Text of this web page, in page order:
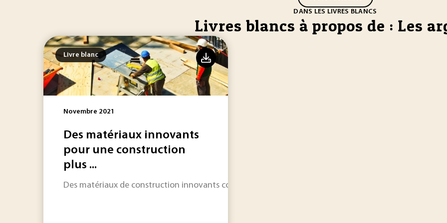
DANS LES LIVRES BLANCS
Livres blancs à propos de : Les
Livre blanc
Novembre 2021
Des matériaux innovants
pour une construction
plus ...
Des matériaux de construction innovants contribuent à améliorer l’empreinte carbone du secteur.